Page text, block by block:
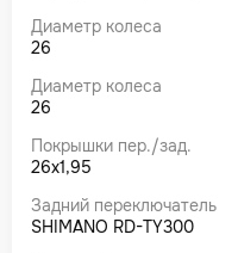
Диаметр колеса
26
Диаметр колеса
26
Покрышки пер./зад.
26x1,95
Задний переключатель
SHIMANO RD-TY300